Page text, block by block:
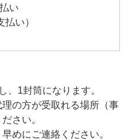
い
払い）
1封筒になります。
の方が受取れる場所（事
さい。
めにご連絡ください。